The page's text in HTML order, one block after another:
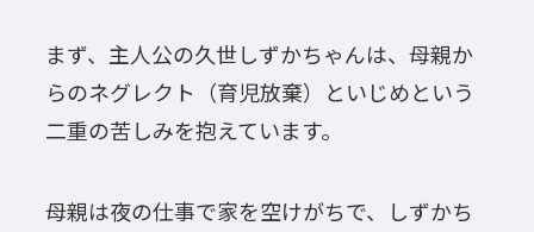
まず、主人公の久世しずかちゃんは、母親か
らのネグレクト（育児放棄）といじめという
二重の苦しみを抱えています。
母親は夜の仕事で家を空けがちで、しずかち